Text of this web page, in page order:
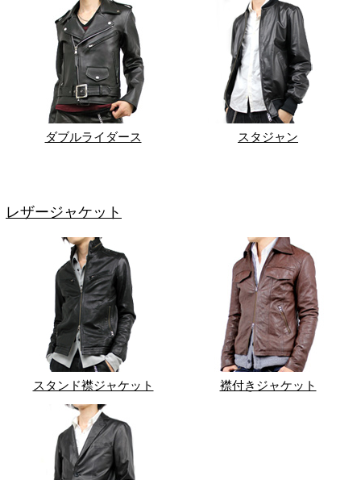
ダブルライダース スタジャン
レザージャケット
スタンド襟ジャケット 襟付きジャケット